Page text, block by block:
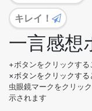
キレイ！
一言感想
+ボタンをクリックす
×ボタンをクリックす
虫眼鏡マークをクリッ
示されます